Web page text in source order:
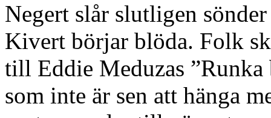
Negert slår slutligen
Kivert börjar blöda. Folk
till Eddie Meduzas
som inte är sen att hänga